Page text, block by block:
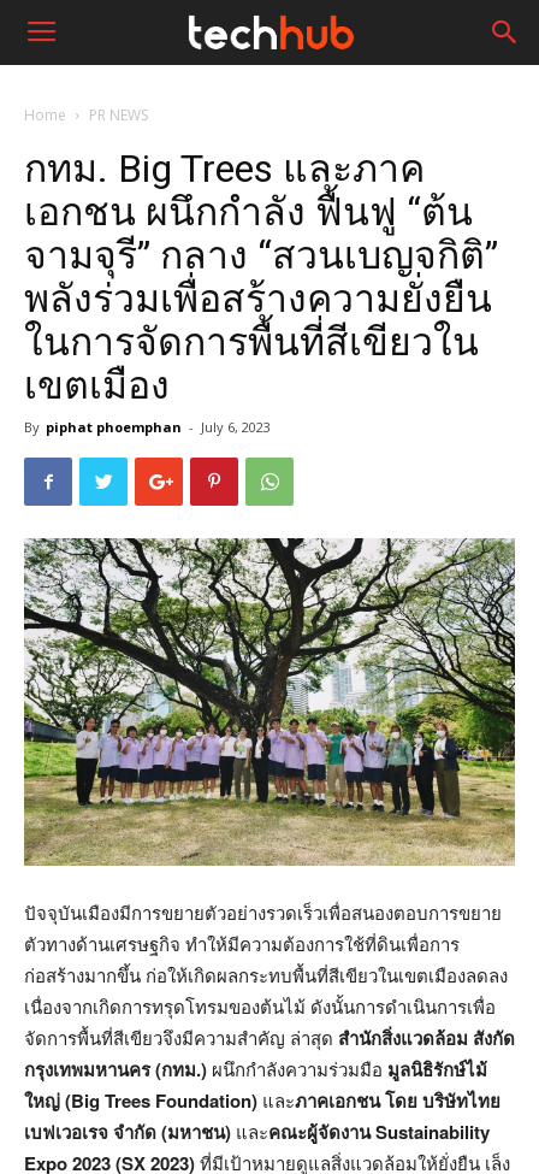
Home PR NEWS
กทม. Big Trees และภาค
เอกชน ผนึกกำลัง ฟื้นฟู “ต้น
จามจุรี” กลาง “สวนเบญจกิติ”
พลังร่วมเพื่อสร้างความยั่งยืน
ในการจัดการพื้นที่สีเขียวใน
เขตเมือง
By piphat phoemphan - July 6, 2023
ปัจจุบันเมืองมีการขยายตัวอย่างรวดเร็วเพื่อสนองตอบการขยาย
ตัวทางด้านเศรษฐกิจ ทำให้มีความต้องการใช้ที่ดินเพื่อการ
ก่อสร้างมากขึ้น ก่อให้เกิดผลกระทบพื้นที่สีเขียวในเขตเมืองลดลง
เนื่องจากเกิดการทรุดโทรมของต้นไม้ ดังนั้นการดำเนินการเพื่อ
จัดการพื้นที่สีเขียวจึงมีความสำคัญ ล่าสุด สำนักสิ่งแวดล้อม สังกัด
กรุงเทพมหานคร (กทม.) ผนึกกำลังความร่วมมือ มูลนิธิรักษ์ไม้
ใหญ่ (Big Trees Foundation) และภาคเอกชน โดย บริษัทไทย
เบฟเวอเรจ จำกัด (มหาชน) และคณะผู้จัดงานSustainability
Expo 2023 (SX 2023)ที่มีเป้าหมายดูแลสิ่งแวดล้อมให้ยั่งยืน เล็ง